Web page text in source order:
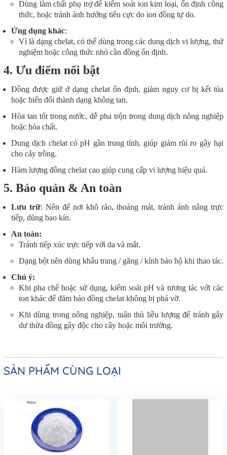
Dùng làm chất phụ trợ để kiểm soát ion kim loại, ổn định công
thức, hoặc tránh ảnh hưởng tiêu cực do ion đồng tự do.
Ứng dụng khác:
Vì là dạng chelat, có thể dùng trong các dung dịch vi lượng, thử
nghiệm hoặc công thức nhỏ cần đồng ổn định.
4. Ưu điểm nổi bật
Đồng được giữ ở dạng chelat ổn định, giảm nguy cơ bị kết tủa
hoặc biến đổi thành dạng không tan.
Hòa tan tốt trong nước, dễ pha trộn trong dung dịch nông nghiệp
hoặc hóa chất.
Dung dịch chelat có pH gần trung tính, giúp giảm rủi ro gây hại
cho cây trồng.
Hàm lượng đồng chelat cao giúp cung cấp vi lượng hiệu quả.
5. Bảo quản & An toàn
Lưu trữ: Nên để nơi khô ráo, thoáng mát, tránh ánh nắng trực
tiếp, dùng bao kín.
An toàn:
Tránh tiếp xúc trực tiếp với da và mắt.
Dạng bột nên dùng khẩu trang / găng / kính bảo hộ khi thao tác.
Chú ý:
Khi pha chế hoặc sử dụng, kiểm soát pH và tương tác với các
ion khác để đảm bảo đồng chelat không bị phá vỡ.
Khi dùng trong nông nghiệp, tuân thủ liều lượng để tránh gây
dư thừa đồng gây độc cho cây hoặc môi trường.
SẢN PHẨM CÙNG LOẠI